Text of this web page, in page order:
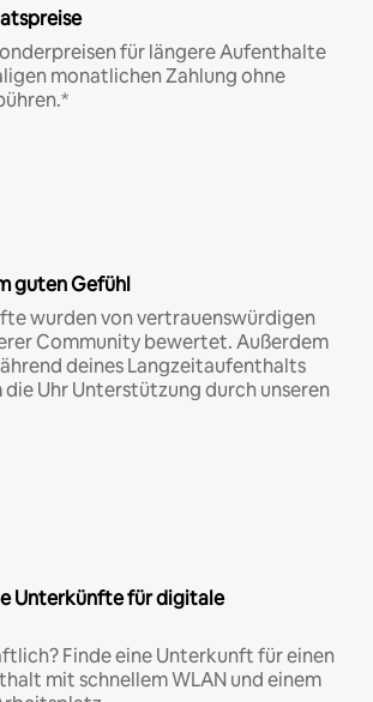
für längere Aufenthalte
monatlichen Zahlung ohne
guten Gefühl
wurden von vertrauenswürdigen
Community bewertet. Außerdem
deines Langzeitaufenthalts
Uhr Unterstützung durch unseren
Unterkünfte für digitale
Finde eine Unterkunft für einen
mit schnellem WLAN und einem